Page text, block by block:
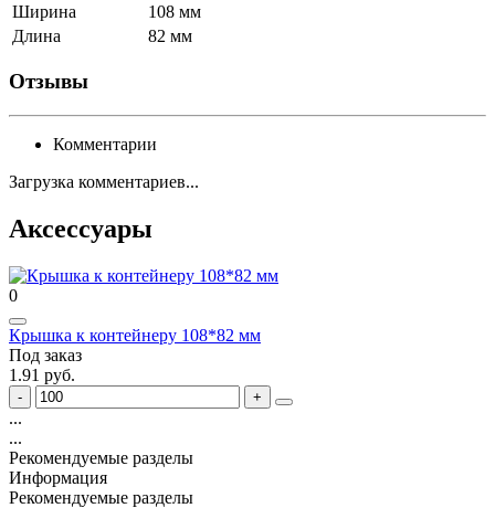
Ширина
108 мм
Длина
82 мм
Отзывы
Комментарии
Загрузка комментариев...
Аксессуары
0
Крышка к контейнеру 108*82 мм
Под заказ
1.91 руб.
...
...
Рекомендуемые разделы
Информация
Рекомендуемые разделы